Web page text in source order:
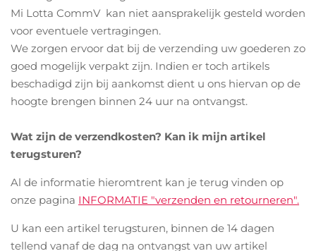
Mi Lotta CommV kan niet aansprakelijk gesteld worden
voor eventuele vertragingen.
We zorgen ervoor dat bij de verzending uw goederen zo
goed mogelijk verpakt zijn. Indien er toch artikels
beschadigd zijn bij aankomst dient u ons hiervan op de
hoogte brengen binnen 24 uur na ontvangst.
Wat zijn de verzendkosten? Kan ik mijn artikel
terugsturen?
Al de informatie hieromtrent kan je terug vinden op
onze pagina INFORMATIE "verzenden en retourneren".
U kan een artikel terugsturen, binnen de 14 dagen
tellend vanaf de dag na ontvangst van uw artikel